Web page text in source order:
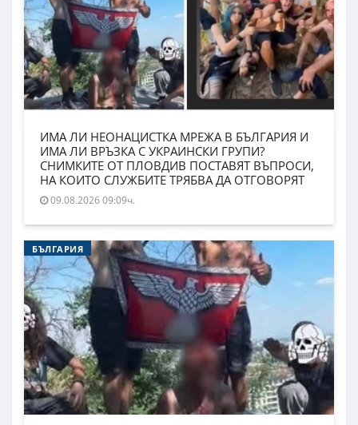
ИМА ЛИ НЕОНАЦИСТКА МРЕЖА В БЪЛГАРИЯ И
ИМА ЛИ ВРЪЗКА С УКРАИНСКИ ГРУПИ?
СНИМКИТЕ ОТ ПЛОВДИВ ПОСТАВЯТ ВЪПРОСИ,
НА КОИТО СЛУЖБИТЕ ТРЯБВА ДА ОТГОВОРЯТ
09.08.2026 09:09ч.
БЪЛГАРИЯ